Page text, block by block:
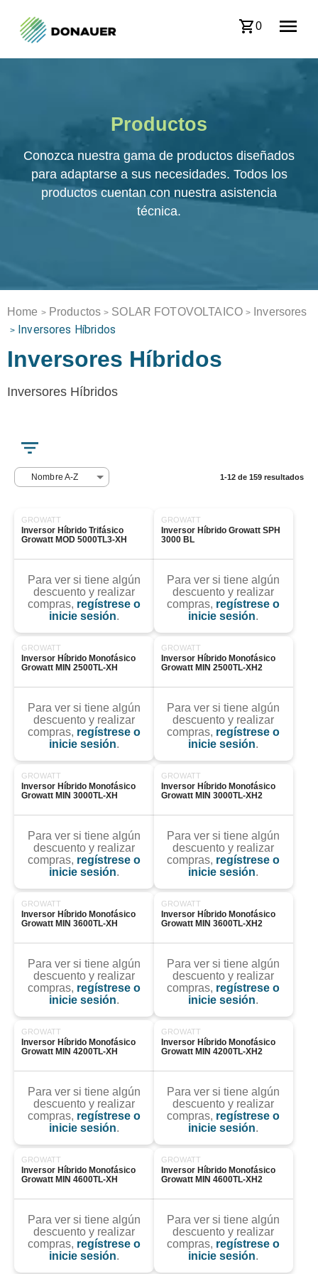
0
Productos
Conozca nuestra gama de productos diseñados
para adaptarse a sus necesidades. Todos los
productos cuentan con nuestra asistencia
técnica.
Home > Productos > SOLAR FOTOVOLTAICO > Inversores
> Inversores Híbridos
Inversores Híbridos
Inversores Híbridos
Nombre A-Z 1-12 de 159 resultados
GROWATT
Inversor Híbrido Trifásico
Growatt MOD 5000TL3-XH
Para ver si tiene algún
descuento y realizar
compras, regístrese o
inicie sesión.
GROWATT
Inversor Híbrido Growatt SPH
3000 BL
Para ver si tiene algún
descuento y realizar
compras, regístrese o
inicie sesión.
GROWATT
Inversor Híbrido Monofásico
Growatt MIN 2500TL-XH
Para ver si tiene algún
descuento y realizar
compras, regístrese o
inicie sesión.
GROWATT
Inversor Híbrido Monofásico
Growatt MIN 2500TL-XH2
Para ver si tiene algún
descuento y realizar
compras, regístrese o
inicie sesión.
GROWATT
Inversor Híbrido Monofásico
Growatt MIN 3000TL-XH
Para ver si tiene algún
descuento y realizar
compras, regístrese o
inicie sesión.
GROWATT
Inversor Híbrido Monofásico
Growatt MIN 3000TL-XH2
Para ver si tiene algún
descuento y realizar
compras, regístrese o
inicie sesión.
GROWATT
Inversor Híbrido Monofásico
Growatt MIN 3600TL-XH
Para ver si tiene algún
descuento y realizar
compras, regístrese o
inicie sesión.
GROWATT
Inversor Híbrido Monofásico
Growatt MIN 3600TL-XH2
Para ver si tiene algún
descuento y realizar
compras, regístrese o
inicie sesión.
GROWATT
Inversor Híbrido Monofásico
Growatt MIN 4200TL-XH
Para ver si tiene algún
descuento y realizar
compras, regístrese o
inicie sesión.
GROWATT
Inversor Híbrido Monofásico
Growatt MIN 4200TL-XH2
Para ver si tiene algún
descuento y realizar
compras, regístrese o
inicie sesión.
GROWATT
Inversor Híbrido Monofásico
Growatt MIN 4600TL-XH
Para ver si tiene algún
descuento y realizar
compras, regístrese o
inicie sesión.
GROWATT
Inversor Híbrido Monofásico
Growatt MIN 4600TL-XH2
Para ver si tiene algún
descuento y realizar
compras, regístrese o
inicie sesión.